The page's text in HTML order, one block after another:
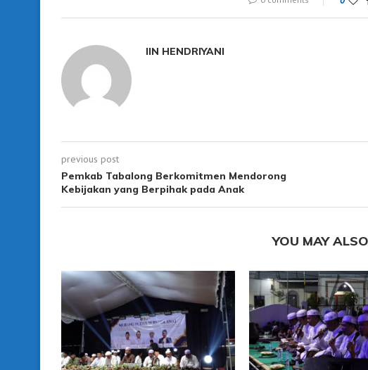
IIN HENDRIYANI
previous post
Pemkab Tabalong Berkomitmen Mendorong
Kebijakan yang Berpihak pada Anak
YOU MAY